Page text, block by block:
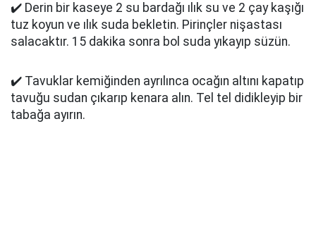
✔️ Derin bir kaseye 2 su bardağı ılık su ve 2 çay kaşığı
tuz koyun ve ılık suda bekletin. Pirinçler nişastası
salacaktır. 15 dakika sonra bol suda yıkayıp süzün.
✔️ Tavuklar kemiğinden ayrılınca ocağın altını kapatıp
tavuğu sudan çıkarıp kenara alın. Tel tel didikleyip bir
tabağa ayırın.